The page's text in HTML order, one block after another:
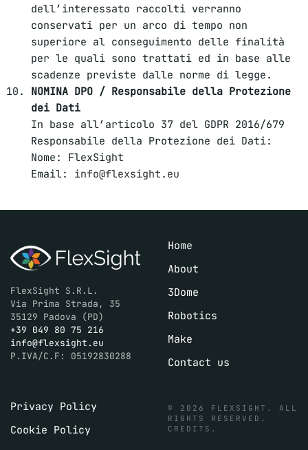
dell’interessato raccolti verranno
conservati per un arco di tempo non
superiore al conseguimento delle finalità
per le quali sono trattati ed in base alle
scadenze previste dalle norme di legge.
NOMINA DPO / Responsabile della Protezione
dei Dati
In base all’articolo 37 del GDPR 2016/679
Responsabile della Protezione dei Dati:
Nome: FlexSight
Email:
info@flexsight.eu
FlexSight S.R.L.
Via Prima Strada, 35
35129 Padova (PD)
+39 049 80 75 216
info@flexsight.eu
P.IVA/C.F: 05192830288
Home
About
3Dome
Robotics
Make
Contact us
Privacy Policy
Cookie Policy
© 2026
FLEXSIGHT. ALL
RIGHTS RESERVED.
CREDITS .